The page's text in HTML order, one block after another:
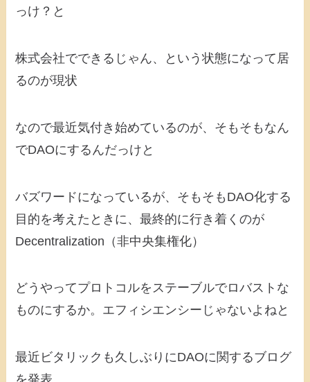
っけ？と
株式会社でできるじゃん、という状態になって居
るのが現状
なので最近気付き始めているのが、そもそもなん
でDAOにするんだっけと
バズワードになっているが、そもそもDAO化する
目的を考えたときに、最終的に行き着くのが
Decentralization（非中央集権化）
どうやってプロトコルをステーブルでロバストな
ものにするか。エフィシエンシーじゃないよねと
最近ビタリックも久しぶりにDAOに関するブログ